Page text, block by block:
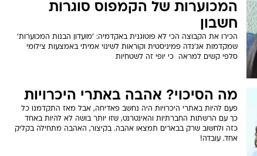
המכוערות של הקמפוס סוגרות
חשבון
הכירו את הקבוצה הכי לא פוטוגנית באקדמיה: 'מועדון הבנות המכוערות'
שמקדמות אג'נדה פמיניסטית וקוראות לשינוי אמיתי באמצעות צילומי
סלפי קשים למראה  כי יופי זה לשטחיות
מה הסיכוי? אהבה באתרי היכרויות
פעם להיות באתרי היכרויות היה נחשב פאדיחה, אבל מאז התקדמנו כל
כך עם הרשתות החברתיות והאינטרנט, שזו יותר בושה לא להיות באחד
כזה ולחשוב שרק בבארים תמצאו אהבה. בקיצור, האהבה מתחילה בקליק
אחד. עובדה!